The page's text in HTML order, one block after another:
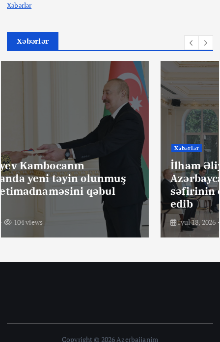
Xəbərlər
Xəbərlər
Xəbərlər
İlham Əliyev Braziliyanın
Azərbaycanda yeni təyin olunmuş
səfirinin etimadnaməsini qəbul
İyul 18, 2026
Copyright © 2026 Azerbaijanim